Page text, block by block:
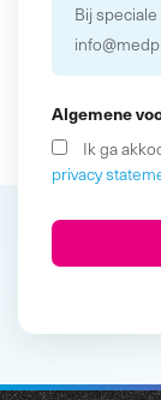
Bij
Algemene
Ik ga
privacy